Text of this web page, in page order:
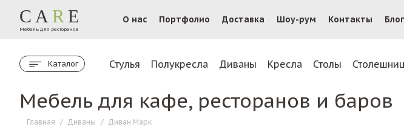
CA R E
Мебель для ресторанов
О нас Портфолио Доставка Шоу-рум Контакты Блог
Каталог Стулья Полукресла Диваны Кресла Столы
Мебель для кафе, ресторанов и баров
Главная / Диваны / Диван Марк